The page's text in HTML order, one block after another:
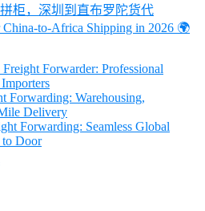
柜，深圳到直布罗陀货代
China-to-Africa Shipping in 2026 🌍
Forwarder: Professional
Forwarding: Warehousing,
Delivery
Forwarding: Seamless Global
to Door